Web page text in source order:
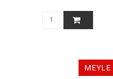
MEYLE